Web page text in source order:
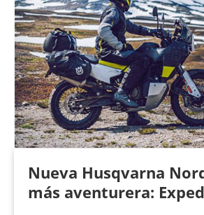
Nueva Husqvarna
más aventurera: